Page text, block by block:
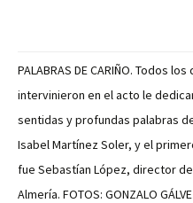
PALABRAS DE CARIÑO. Todos los
intervinieron en el acto le
sentidas y profundas palabras
Isabel Martínez Soler, y el
fue Sebastían López, director
Almería. FOTOS: GONZALO